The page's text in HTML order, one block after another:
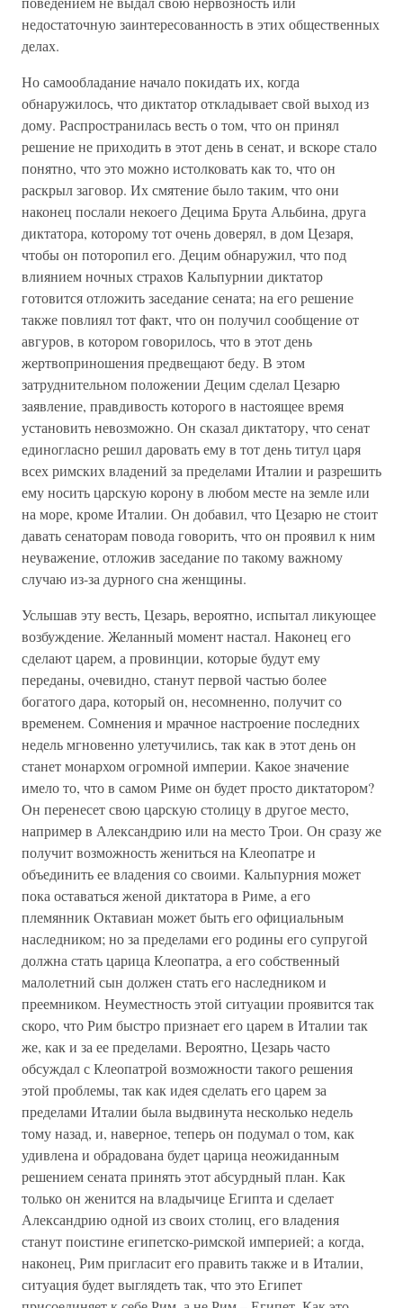
недостаточную заинтересованность в этих общественных
делах.
Но самообладание начало покидать их, когда
обнаружилось, что диктатор откладывает свой выход из
дому. Распространилась весть о том, что он принял
решение не приходить в этот день в сенат, и вскоре стало
понятно, что это можно истолковать как то, что он
раскрыл заговор. Их смятение было таким, что они
наконец послали некоего Децима Брута Альбина, друга
диктатора, которому тот очень доверял, в дом Цезаря,
чтобы он поторопил его. Децим обнаружил, что под
влиянием ночных страхов Кальпурнии диктатор
готовится отложить заседание сената; на его решение
также повлиял тот факт, что он получил сообщение от
авгуров, в котором говорилось, что в этот день
жертвоприношения предвещают беду. В этом
затруднительном положении Децим сделал Цезарю
заявление, правдивость которого в настоящее время
установить невозможно. Он сказал диктатору, что сенат
единогласно решил даровать ему в тот день титул царя
всех римских владений за пределами Италии и разрешить
ему носить царскую корону в любом месте на земле или
на море, кроме Италии. Он добавил, что Цезарю не стоит
давать сенаторам повода говорить, что он проявил к ним
неуважение, отложив заседание по такому важному
случаю из-за дурного сна женщины.
Услышав эту весть, Цезарь, вероятно, испытал ликующее
возбуждение. Желанный момент настал. Наконец его
сделают царем, а провинции, которые будут ему
переданы, очевидно, станут первой частью более
богатого дара, который он, несомненно, получит со
временем. Сомнения и мрачное настроение последних
недель мгновенно улетучились, так как в этот день он
станет монархом огромной империи. Какое значение
имело то, что в самом Риме он будет просто диктатором?
Он перенесет свою царскую столицу в другое место,
например в Александрию или на место Трои. Он сразу же
получит возможность жениться на Клеопатре и
объединить ее владения со своими. Кальпурния может
пока оставаться женой диктатора в Риме, а его
племянник Октавиан может быть его официальным
наследником; но за пределами его родины его супругой
должна стать царица Клеопатра, а его собственный
малолетний сын должен стать его наследником и
преемником. Неуместность этой ситуации проявится так
скоро, что Рим быстро признает его царем в Италии так
же, как и за ее пределами. Вероятно, Цезарь часто
обсуждал с Клеопатрой возможности такого решения
этой проблемы, так как идея сделать его царем за
пределами Италии была выдвинута несколько недель
тому назад, и, наверное, теперь он подумал о том, как
удивлена и обрадована будет царица неожиданным
решением сената принять этот абсурдный план. Как
только он женится на владычице Египта и сделает
Александрию одной из своих столиц, его владения
станут поистине египетско-римской империей; а когда,
наконец, Рим пригласит его править также и в Италии,
ситуация будет выглядеть так, что это Египет